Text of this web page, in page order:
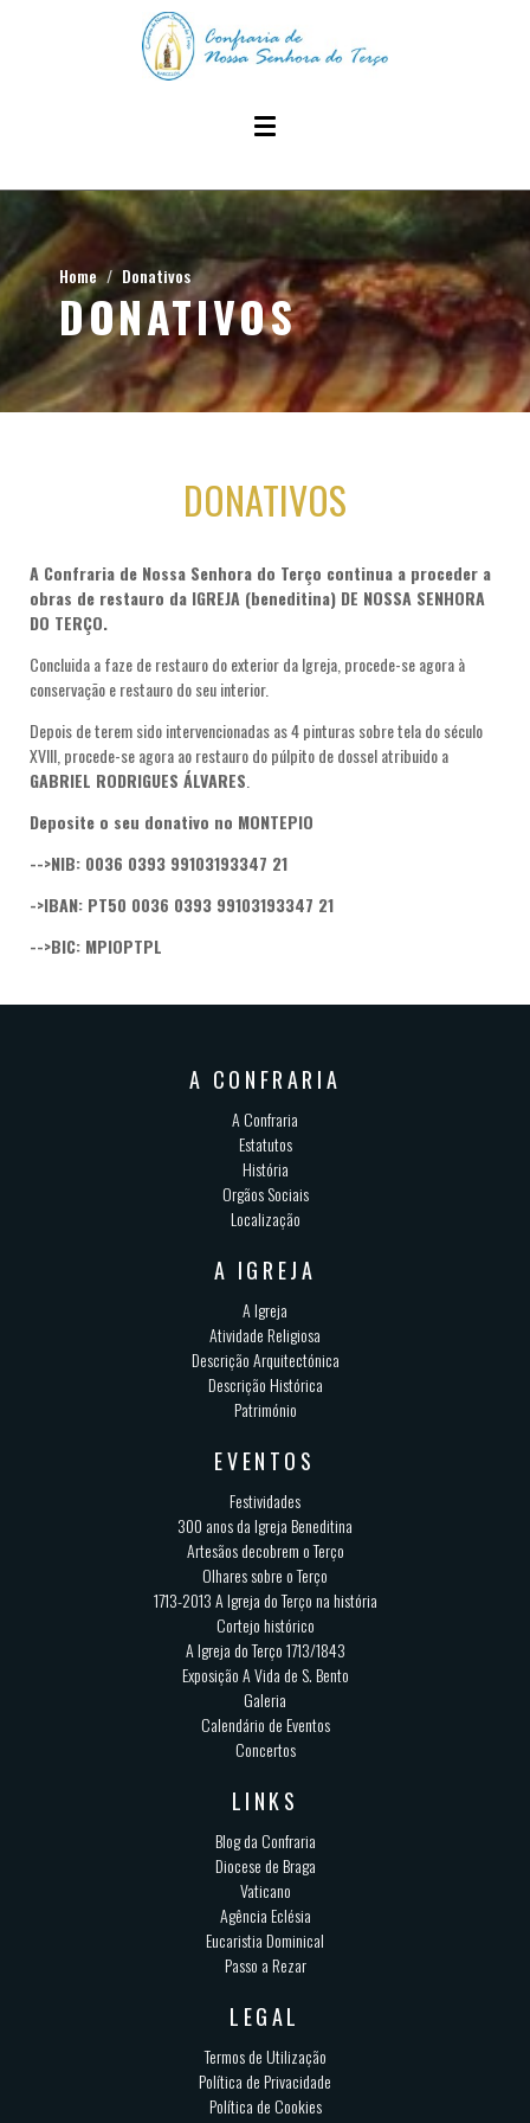
Home Donativos
DONATIVOS
DONATIVOS
A Confraria de Nossa Senhora do Terço continua a proceder a
obras de restauro da IGREJA (beneditina) DE NOSSA SENHORA
DO TERÇO.
Concluida a faze de restauro do exterior da Igreja, procede-se agora à
conservação e restauro do seu interior.
Depois de terem sido intervencionadas as 4 pinturas sobre tela do século
XVIII, procede-se agora ao restauro do púlpito de dossel atribuido a
GABRIEL RODRIGUES ÁLVARES
Deposite o seu donativo no MONTEPIO
-->NIB: 0036 0393 99103193347 21
->IBAN: PT50 0036 0393 99103193347 21
-->BIC: MPIOPTPL
A CONFRARIA
A Confraria
Estatutos
História
Orgãos Sociais
Localização
A IGREJA
A Igreja
Atividade Religiosa
Descrição Arquitectónica
Descrição Histórica
Património
EVENTOS
Festividades
300 anos da Igreja Beneditina
Artesãos decobrem o Terço
Olhares sobre o Terço
1713-2013 A Igreja do Terço na história
Cortejo histórico
A Igreja do Terço 1713/1843
Exposição A Vida de S. Bento
Galeria
Calendário de Eventos
Concertos
LINKS
Blog da Confraria
Diocese de Braga
Vaticano
Agência Eclésia
Eucaristia Dominical
Passo a Rezar
LEGAL
Termos de Utilização
Política de Privacidade
Política de Cookies